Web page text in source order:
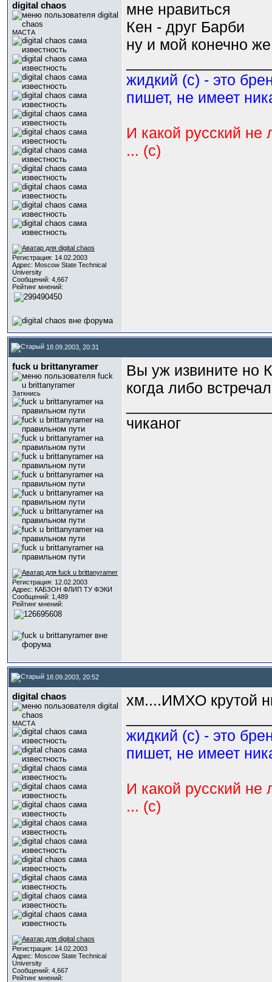
digital chaos
МАСТА
Регистрация: 14.02.2003
Адрес: Moscow State Technical
University
Сообщений: 4,667
Рейтинг мнений:
мне нравиться
Кен - друг Барби
ну и мой конечно
жидкий (с) - это
пишет, не имеет
И какой русский не
... (с)
18.09.2003, 20:31
fuck u brittanyramer
Заткнись
Регистрация: 12.02.2003
Адрес: КАБЗОН ФЛИП ТУ ФЭКИ
Сообщений: 1,489
Рейтинг мнений:
Вы уж извините но
когда либо
чиканог
18.09.2003, 20:52
digital chaos
МАСТА
Регистрация: 14.02.2003
Адрес: Moscow State Technical
University
Сообщений: 4,667
Рейтинг мнений:
хм....ИМХО крутой
жидкий (с) - это
пишет, не имеет
И какой русский не
... (с)